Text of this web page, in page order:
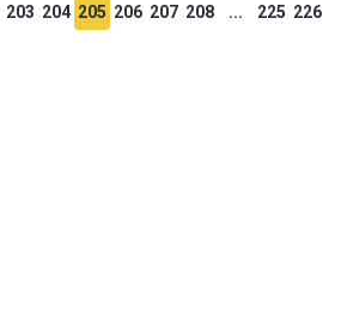
203 204 205 206 207 208 ... 225 226